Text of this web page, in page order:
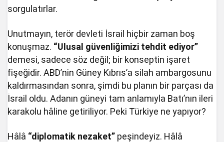
sorgulatırlar.
Unutmayın, terör devleti İsrail hiçbir zaman boş
konuşmaz. “Ulusal güvenliğimizi tehdit ediyor”
demesi, sadece söz değil; bir konseptin işaret
fişeğidir. ABD’nin Güney Kıbrıs’a silah ambargosunu
kaldırmasından sonra, şimdi bu planın bir parçası da
İsrail oldu. Adanın güneyi tam anlamıyla Batı’nın ileri
karakolu hâline getiriliyor. Peki Türkiye ne yapıyor?
Hâlâ “diplomatik nezaket” peşindeyiz. Hâlâ